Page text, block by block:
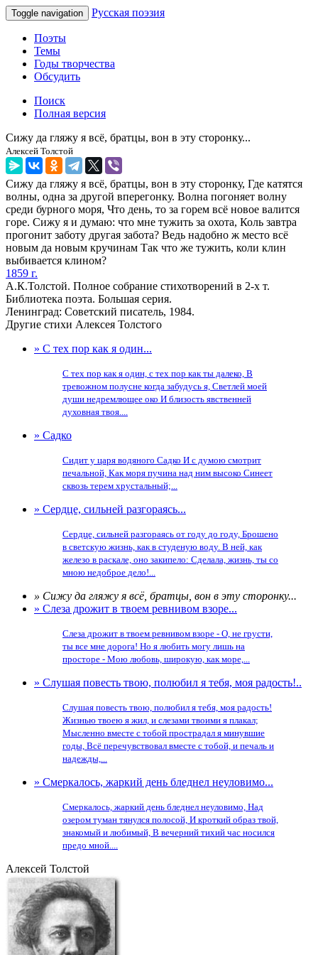
Toggle navigation Русская поэзия
Поэты
Темы
Годы творчества
Обсудить
Поиск
Полная версия
Сижу да гляжу я всё, братцы, вон в эту сторонку...
Алексей Толстой
Сижу да гляжу я всё, братцы, вон в эту сторонку, Где катятся
волны, одна за другой вперегонку. Волна погоняет волну
среди бурного моря, Что день, то за горем всё новое валится
горе. Сижу я и думаю: что мне тужить за охота, Коль завтра
прогонит заботу другая забота? Ведь надобно ж место всё
новым да новым кручинам Так что же тужить, коли клин
выбивается клином?
1859 г.
А.К.Толстой. Полное собрание стихотворений в 2-х т.
Библиотека поэта. Большая серия.
Ленинград: Советский писатель, 1984.
Другие стихи Алексея Толстого
» С тех пор как я один...
С тех пор как я один, с тех пор как ты далеко, В
тревожном полусне когда забудусь я, Светлей моей
души недремлющее око И близость явственней
духовная твоя....
» Садко
Сидит у царя водяного Садко И с думою смотрит
печальной, Как моря пучина над ним высоко Синеет
сквозь терем хрустальный;...
» Сердце, сильней разгораясь...
Сердце, сильней разгораясь от году до году, Брошено
в светскую жизнь, как в студеную воду. В ней, как
железо в раскале, оно закипело: Сделала, жизнь, ты со
мною недоброе дело!...
» Сижу да гляжу я всё, братцы, вон в эту сторонку...
» Слеза дрожит в твоем ревнивом взоре...
Слеза дрожит в твоем ревнивом взоре - О, не грусти,
ты все мне дорога! Но я любить могу лишь на
просторе - Мою любовь, широкую, как море,...
» Слушая повесть твою, полюбил я тебя, моя радость!..
Слушая повесть твою, полюбил я тебя, моя радость!
Жизнью твоею я жил, и слезами твоими я плакал;
Мысленно вместе с тобой прострадал я минувшие
годы, Всё перечувствовал вместе с тобой, и печаль и
надежды,...
» Смеркалось, жаркий день бледнел неуловимо...
Смеркалось, жаркий день бледнел неуловимо, Над
озером туман тянулся полосой, И кроткий образ твой,
знакомый и любимый, В вечерний тихий час носился
предо мной....
Алексей Толстой